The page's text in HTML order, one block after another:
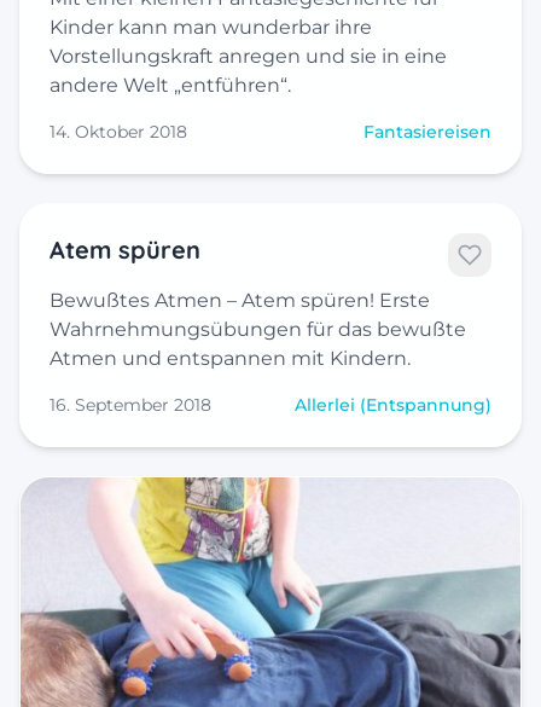
Kinder kann man wunderbar ihre
Vorstellungskraft anregen und sie in eine
andere Welt „entführen“.
14. Oktober 2018 Fantasiereisen
Atem spüren
Bewußtes Atmen – Atem spüren! Erste
Wahrnehmungsübungen für das bewußte
Atmen und entspannen mit Kindern.
16. September 2018 Allerlei (Entspannung)